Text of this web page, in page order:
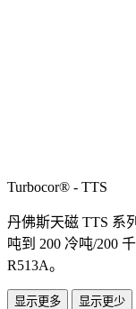
Turbocor® - TTS
丹佛斯天磁 TTS 系
吨到 200 冷吨/200
R513A。
显示更多 显示更少